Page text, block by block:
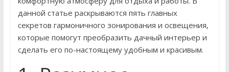
данной статье раскрываются пять главных
секретов гармоничного зонирования и освещения,
которые помогут преобразить дачный интерьер и
сделать его по-настоящему удобным и красивым.